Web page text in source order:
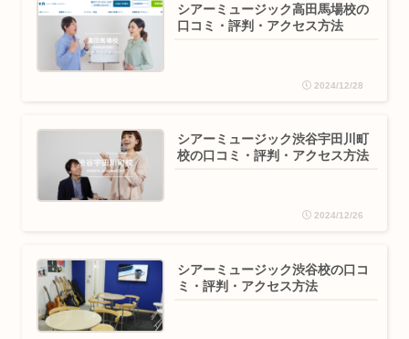
シアーミュージック高田馬場校の
口コミ・評判・アクセス方法
2024/12/28
シアーミュージック渋谷宇田川町
校の口コミ・評判・アクセス方法
2024/12/26
シアーミュージック渋谷校の口コ
ミ・評判・アクセス方法